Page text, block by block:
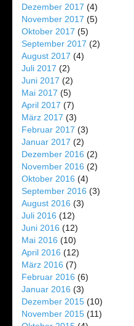
Dezember 2017 (4)
November 2017 (5)
Oktober 2017 (5)
September 2017 (2)
August 2017 (4)
Juli 2017 (2)
Juni 2017 (2)
Mai 2017 (5)
April 2017 (7)
März 2017 (3)
Februar 2017 (3)
Januar 2017 (2)
Dezember 2016 (2)
November 2016 (2)
Oktober 2016 (4)
September 2016 (3)
August 2016 (3)
Juli 2016 (12)
Juni 2016 (12)
Mai 2016 (10)
April 2016 (12)
März 2016 (7)
Februar 2016 (6)
Januar 2016 (3)
Dezember 2015 (10)
November 2015 (11)